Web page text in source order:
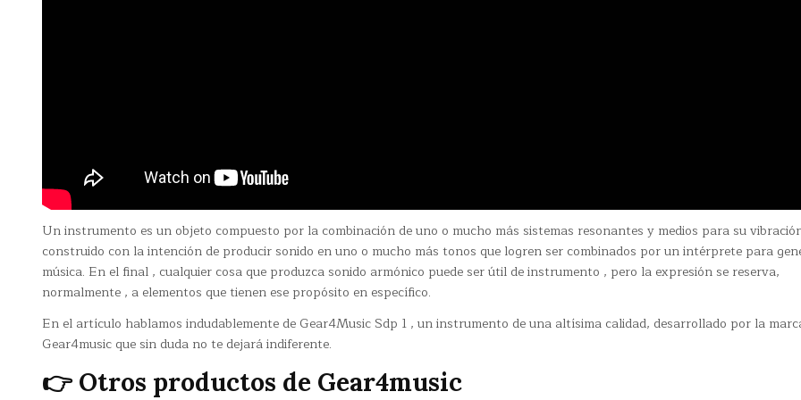
Un instrumento es un objeto compuesto por la combinación de uno o mucho más sistemas resonantes y medios para su
construido con la intención de producir sonido en uno o mucho más tonos que logren ser combinados por un intérprete para
música. En el final , cualquier cosa que produzca sonido armónico puede ser útil de instrumento , pero la expresión se reserva,
normalmente , a elementos que tienen ese propósito en específico.
En el artículo hablamos indudablemente de Gear4Music Sdp 1 , un instrumento de una altísima calidad, desarrollado por la
Gear4music que sin duda no te dejará indiferente.
👉 Otros productos de Gear4music